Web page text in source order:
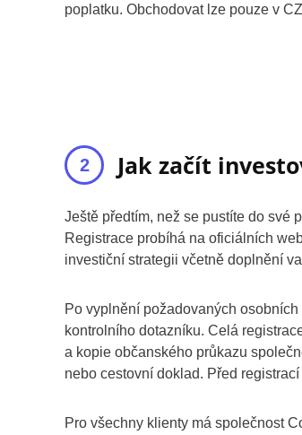
poplatku. Obchodovat lze pouze v
Jak začít
Ještě předtím, než se pustíte do své
Registrace probíhá na oficiálních
investiční strategii včetně doplnění
Po vyplnění požadovaných
kontrolního dotazníku. Celá
a kopie občanského průkazu
nebo cestovní doklad. Před
Pro všechny klienty má společnost